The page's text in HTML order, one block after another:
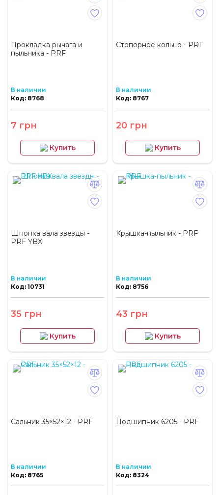
Прокладка рычага и
пыльника - PRF
В наличии
Код: 8768
7 грн
Купить
Стопорное кольцо - PRF
В наличии
Код: 8767
20 грн
Купить
Шпонка вала звезды -
PRF YBX
В наличии
Код: 10731
35 грн
Купить
Крышка-пыльник - PRF
В наличии
Код: 8756
43 грн
Купить
Сальник 35×52×12 - PRF
В наличии
Код: 8765
Подшипник 6205 - PRF
В наличии
Код: 8324